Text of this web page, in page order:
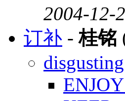
2004-12-
订补 -桂铭
disgusting